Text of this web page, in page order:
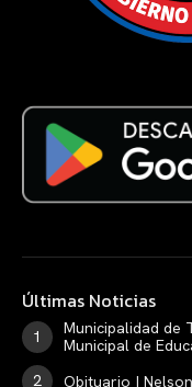
Últimas Noticias
Municipalidad de
Municipal de
Obituario |